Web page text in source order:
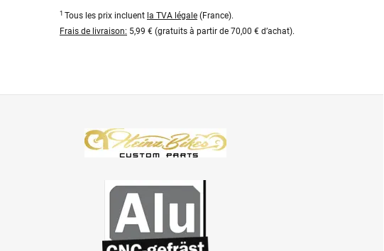
1 Tous les prix incluent la TVA légale (France).
Frais de livraison: 5,99 € (gratuits à partir de 70,00 € d’achat).